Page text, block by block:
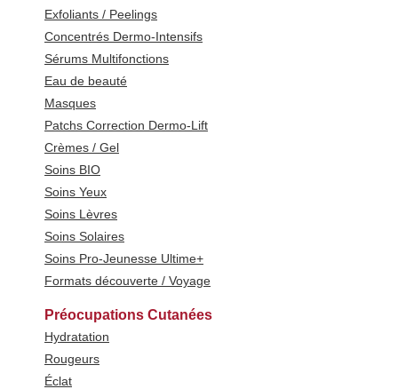
Exfoliants / Peelings
Concentrés Dermo-Intensifs
Sérums Multifonctions
Eau de beauté
Masques
Patchs Correction Dermo-Lift
Crèmes / Gel
Soins BIO
Soins Yeux
Soins Lèvres
Soins Solaires
Soins Pro-Jeunesse Ultime+
Formats découverte / Voyage
Préocupations Cutanées
Hydratation
Rougeurs
Éclat